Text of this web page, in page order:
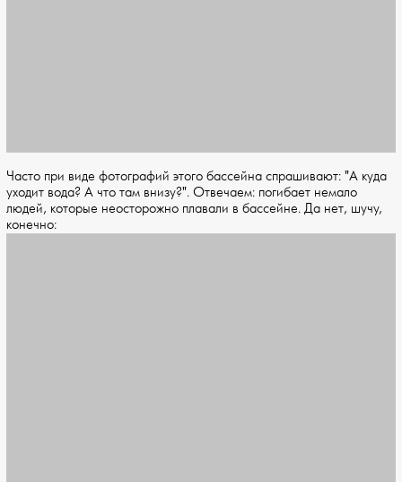
Часто при виде фотографий этого бассейна спрашивают: "А куда
уходит вода? А что там внизу?". Отвечаем: погибает немало
людей, которые неосторожно плавали в бассейне. Да нет, шучу,
конечно: